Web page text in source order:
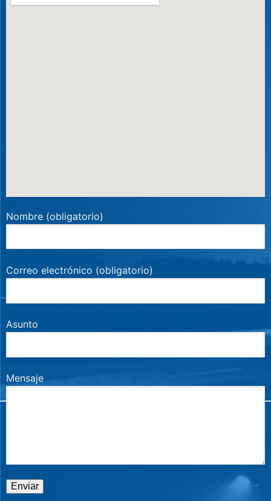
Nombre (obligatorio)
Correo electrónico (obligatorio)
Asunto
Mensaje